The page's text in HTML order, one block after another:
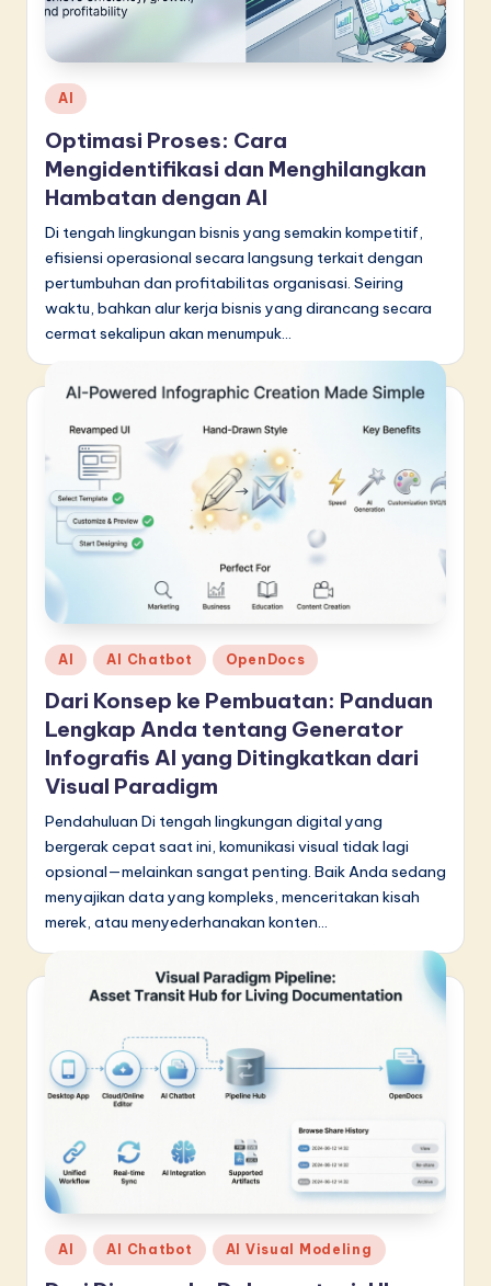
d
o
n
si
a
n
-
L
a
t
s
in
&
S
o
f
t
w
a
r
e
I
o
v
ti
o
n
Posted
in
AI
Optimasi Proses: Cara
Mengidentifikasi dan Menghilangkan
Hambatan dengan AI
Di tengah lingkungan bisnis yang semakin kompetitif,
efisiensi operasional secara langsung terkait dengan
pertumbuhan dan profitabilitas organisasi. Seiring
waktu, bahkan alur kerja bisnis yang dirancang secara
cermat sekalipun akan menumpuk…
Posted
in
AI AI Chatbot OpenDocs
Dari Konsep ke Pembuatan: Panduan
Lengkap Anda tentang Generator
Infografis AI yang Ditingkatkan dari
Visual Paradigm
Pendahuluan Di tengah lingkungan digital yang
bergerak cepat saat ini, komunikasi visual tidak lagi
opsional—melainkan sangat penting. Baik Anda sedang
menyajikan data yang kompleks, menceritakan kisah
merek, atau menyederhanakan konten…
Posted
in
AI AI Chatbot AI Visual Modeling